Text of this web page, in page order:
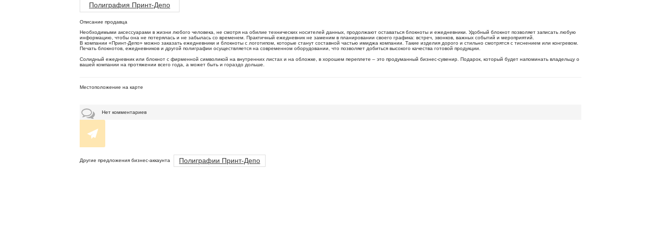
Полиграфия Принт-Депо
Описание продавца
Необходимыми аксессуарами в жизни любого человека, не смотря на обилие технических носителей данных, продолжают оставаться блокноты и ежедневники. Удобный блокнот позволяет записать любую
информацию, чтобы она не потерялась и не забылась со временем. Практичный ежедневник не заменим в планировании своего графика: встреч, звонков, важных событий и мероприятий.
В компании «Принт-Депо» можно заказать ежедневники и блокноты с логотипом, которые станут составной частью имиджа компании. Такие изделия дорого и стильно смотрятся с тиснением или конгревом.
Печать блокнотов, ежедневников и другой полиграфии осуществляется на современном оборудовании, что позволяет добиться высокого качества готовой продукции.
Солидный ежедневник или блокнот с фирменной символикой на внутренних листах и на обложке, в хорошем переплете – это продуманный бизнес-сувенир. Подарок, который будет напоминать владельцу о
вашей компании на протяжении всего года, а может быть и гораздо дольше.
Местоположение на карте
Нет комментариев
Другие предложения бизнес-аккаунта Полиграфии Принт-Депо